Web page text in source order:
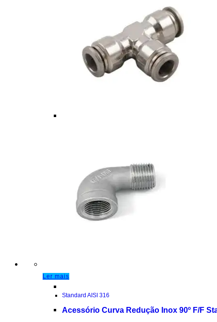
Ler mais
Standard AISI 316
Acessório Curva Redução Inox 90º F/F